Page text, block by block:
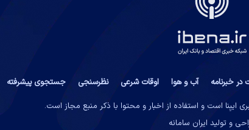
خبرنامه آب و هوا اوقات شرعی نظرسنجی
جستجوی پیشرفته
ایبِنا است و استفاده از اخبار و محتوا با ذکر منبع مجاز است.
و تولید ایران سامانه